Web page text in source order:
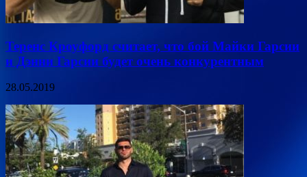
Теренс Кроуфорд считает, что бой Майки Гарсии
и Дэнни Гарсии будет очень конкурентным
28.05.2019